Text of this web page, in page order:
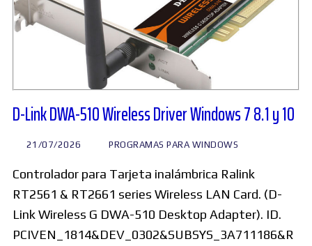
D-Link DWA-510 Wireless Driver Windows 7 8.1 y 10
21/07/2026 PROGRAMAS PARA WINDOWS
Controlador para Tarjeta inalámbrica Ralink
RT2561 & RT2661 series Wireless LAN Card. (D-
Link Wireless G DWA-510 Desktop Adapter). ID.
PCIVEN_1814&DEV_0302&SUBSYS_3A711186&R